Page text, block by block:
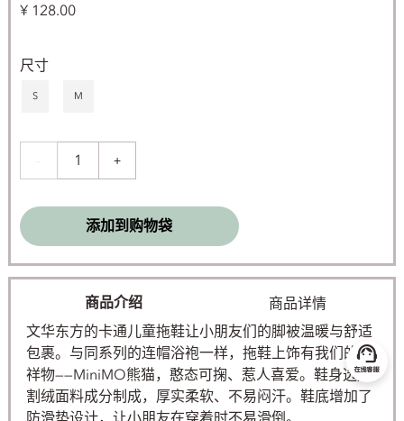
¥ 128.00
尺寸
S M
1 +
添加到购物袋
商品介绍
商品详情
文华东方的卡通儿童拖鞋让小朋友们的脚被温暖与舒适
包裹。与同系列的连帽浴袍一样，拖鞋上饰有我们的吉
祥物——MiniMO熊猫，憨态可掬、惹人喜爱。鞋身选用
割绒面料成分制成，厚实柔软、不易闷汗。鞋底增加了